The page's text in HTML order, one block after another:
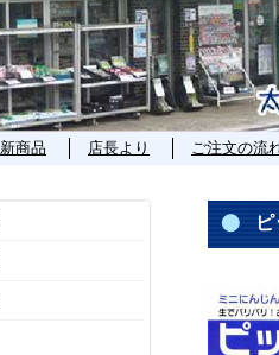
新商品 店長より ご注文の流